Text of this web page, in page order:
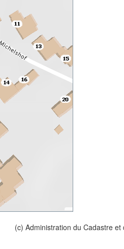
(c) Administration du Cadastre